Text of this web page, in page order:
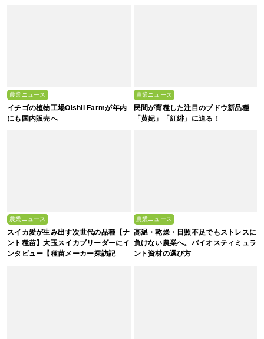
農業ニュース
イチゴの植物工場Oishii Farmが年内
にも国内販売へ
農業ニュース
民間が育種した注目のブドウ新品種
「黄妃」「紅緋」に迫る！
農業ニュース
スイカ愛が生み出す次世代の品種【ナ
ント種苗】大玉スイカブリーダーにイ
ンタビュー【種苗メーカー探訪記
農業ニュース
高温・乾燥・日照不足でもストレスに
負けない農業へ。バイオスティミュラ
ント資材の選び方